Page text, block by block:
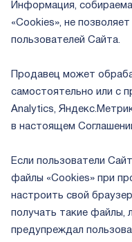
Информация,
«Cookies», не
пользователей Сайта.
Продавец может
самостоятельно или с
Analytics,
в настоящем
Если пользователи
файлы «Cookies» при
настроить свой
получать такие файлы,
предупреждал